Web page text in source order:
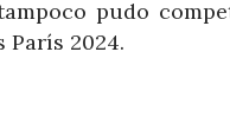
pudo
París 2024.